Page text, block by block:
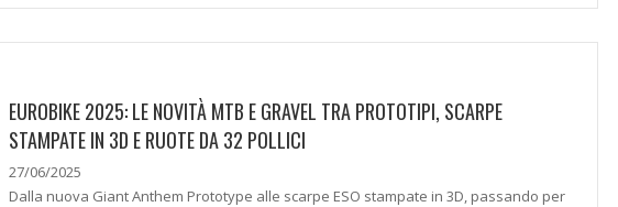
EUROBIKE 2025: LE NOVITÀ MTB E GRAVEL TRA PROTOTIPI, SCARPE
STAMPATE IN 3D E RUOTE DA 32 POLLICI
27/06/2025
Dalla nuova Giant Anthem Prototype alle scarpe ESO stampate in 3D, passando per